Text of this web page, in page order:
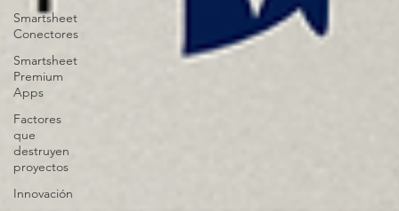
Smartsheet
Conectores
Smartsheet
Premium
Apps
Factores
que
destruyen
proyectos
Innovación